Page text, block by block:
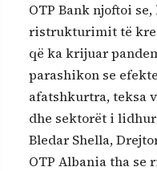
OTP Bank njoftoi
ristrukturimit të
që ka krijuar
parashikon se
afatshkurtra, teksa
dhe sektorët i
Bledar Shella,
OTP Albania tha